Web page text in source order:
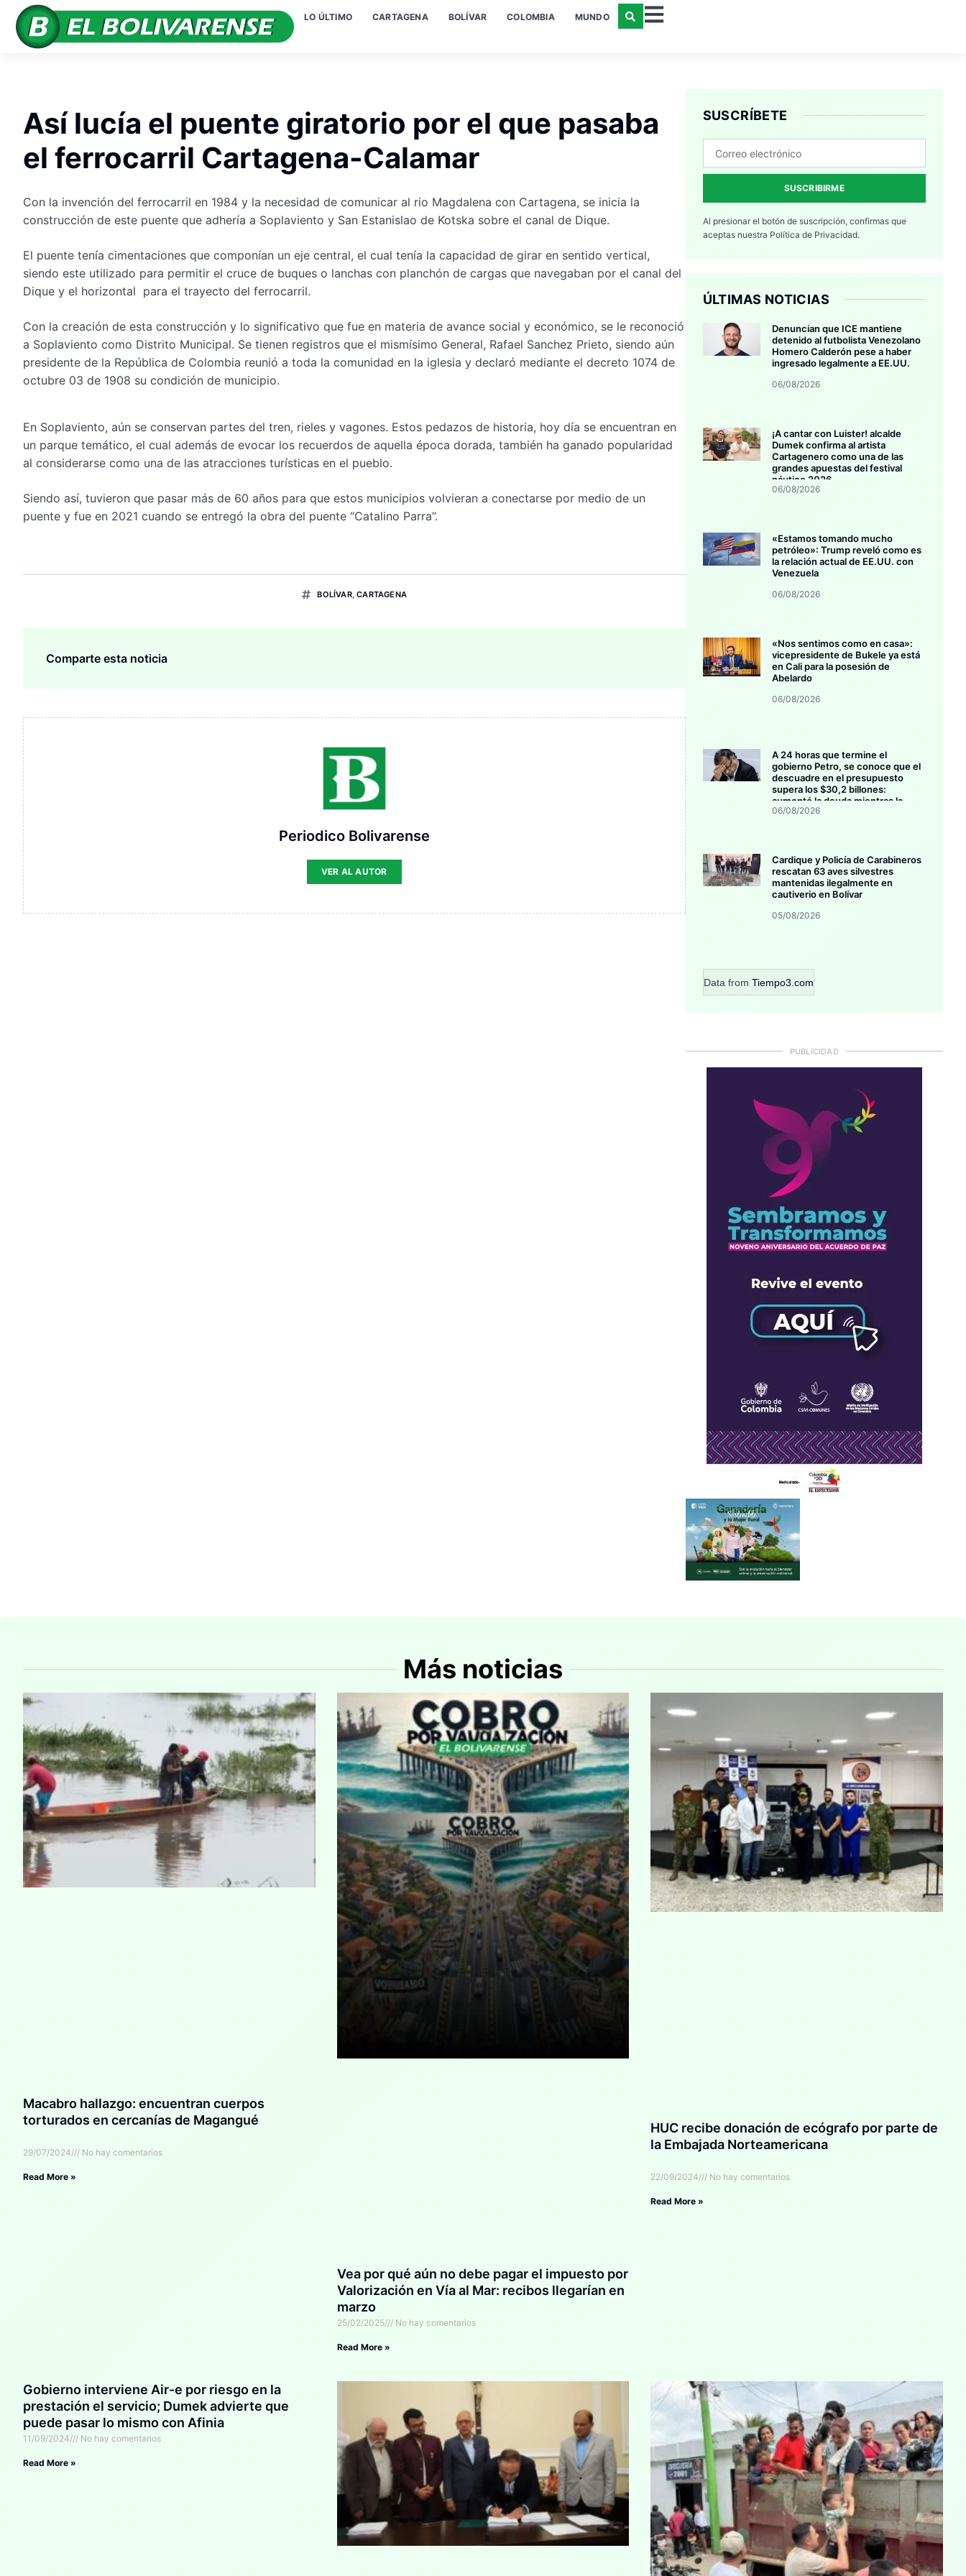
LO ÚLTIMO CARTAGENA BOLÍVAR COLOMBIA MUNDO
Así lucía el puente giratorio por el que pasaba
el ferrocarril Cartagena-Calamar
Con la invención del ferrocarril en 1984 y la necesidad de comunicar al rio Magdalena con Cartagena, se inicia la
construcción de este puente que adhería a Soplaviento y San Estanislao de Kotska sobre el canal de Dique.
El puente tenía cimentaciones que componían un eje central, el cual tenía la capacidad de girar en sentido vertical,
siendo este utilizado para permitir el cruce de buques o lanchas con planchón de cargas que navegaban por el canal del
Dique y el horizontal para el trayecto del ferrocarril.
Con la creación de esta construcción y lo significativo que fue en materia de avance social y económico, se le reconoció
a Soplaviento como Distrito Municipal. Se tienen registros que el mismísimo General, Rafael Sanchez Prieto, siendo aún
presidente de la República de Colombia reunió a toda la comunidad en la iglesia y declaró mediante el decreto 1074 de
octubre 03 de 1908 su condición de municipio.
En Soplaviento, aún se conservan partes del tren, rieles y vagones. Estos pedazos de historia, hoy día se encuentran en
un parque temático, el cual además de evocar los recuerdos de aquella época dorada, también ha ganado popularidad
al considerarse como una de las atracciones turísticas en el pueblo.
Siendo así, tuvieron que pasar más de 60 años para que estos municipios volvieran a conectarse por medio de un
puente y fue en 2021 cuando se entregó la obra del puente “Catalino Parra”.
BOLÍVAR,CARTAGENA
Comparte esta noticia
Periodico Bolivarense
VER AL AUTOR
SUSCRÍBETE
SUSCRIBIRME
Al presionar el botón de suscripción, confirmas que
aceptas nuestra Política de Privacidad.
ÚLTIMAS NOTICIAS
Denuncian que ICE mantiene
detenido al futbolista Venezolano
Homero Calderón pese a haber
ingresado legalmente a EE.UU.
06/08/2026
¡A cantar con Luister! alcalde
Dumek confirma al artista
Cartagenero como una de las
grandes apuestas del festival
náutico 2026
06/08/2026
«Estamos tomando mucho
petróleo»: Trump reveló como es
la relación actual de EE.UU. con
Venezuela
06/08/2026
«Nos sentimos como en casa»:
vicepresidente de Bukele ya está
en Cali para la posesión de
Abelardo
06/08/2026
A 24 horas que termine el
gobierno Petro, se conoce que el
descuadre en el presupuesto
supera los $30,2 billones:
aumentó la deuda mientras la
inversión se estanca
06/08/2026
Cardique y Policía de Carabineros
rescatan 63 aves silvestres
mantenidas ilegalmente en
cautiverio en Bolívar
05/08/2026
Data from Tiempo3.com
PUBLICIDAD
Más noticias
Macabro hallazgo: encuentran cuerpos
torturados en cercanías de Magangué
29/07/2024 No hay comentarios
Read More »
Vea por qué aún no debe pagar el impuesto por
Valorización en Vía al Mar: recibos llegarían en
marzo
25/02/2025 No hay comentarios
Read More »
HUC recibe donación de ecógrafo por parte de
la Embajada Norteamericana
22/09/2024 No hay comentarios
Read More »
Gobierno interviene Air-e por riesgo en la
prestación el servicio; Dumek advierte que
puede pasar lo mismo con Afinia
11/09/2024 No hay comentarios
Read More »